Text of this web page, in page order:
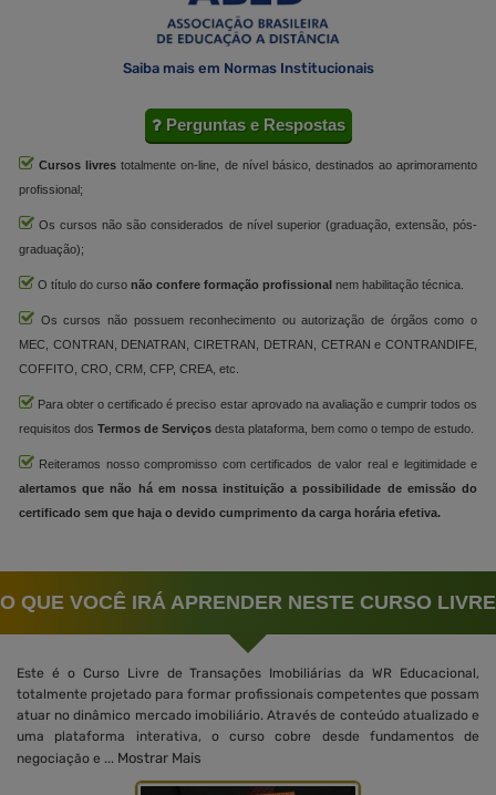
Saiba mais em Normas Institucionais
Perguntas e Respostas
Cursos livres totalmente on-line, de nível básico, destinados ao aprimoramento
profissional;
Os cursos não são considerados de nível superior (graduação, extensão, pós-
graduação);
O título do curso não confere formação profissional nem habilitação técnica.
Os cursos não possuem reconhecimento ou autorização de órgãos como o
MEC, CONTRAN, DENATRAN, CIRETRAN, DETRAN, CETRAN e CONTRANDIFE,
COFFITO, CRO, CRM, CFP, CREA, etc.
Para obter o certificado é preciso estar aprovado na avaliação e cumprir todos os
requisitos dos Termos de Serviços desta plataforma, bem como o tempo de estudo.
Reiteramos nosso compromisso com certificados de valor real e legitimidade e
alertamos que não há em nossa instituição a possibilidade de emissão do
certificado sem que haja o devido cumprimento da carga horária efetiva.
O QUE VOCÊ IRÁ APRENDER NESTE CURSO LIVRE
Este é o Curso Livre de Transações Imobiliárias da WR Educacional,
totalmente projetado para formar profissionais competentes que possam
atuar no dinâmico mercado imobiliário. Através de conteúdo atualizado e
uma plataforma interativa, o curso cobre desde fundamentos de
negociação e ... Mostrar Mais